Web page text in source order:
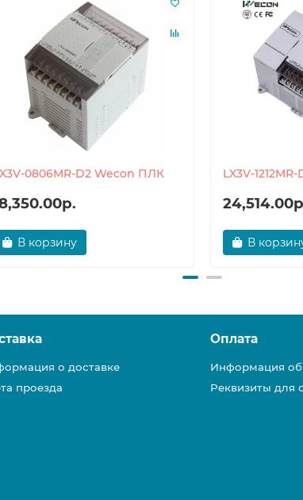
0806MR-D2 Wecon ПЛК
В корзину
LX3V-
В
о доставке
проезда
Оплата
Информация об
Реквизиты для